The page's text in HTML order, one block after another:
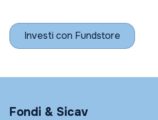
Investi con Fundstore
Fondi & Sicav